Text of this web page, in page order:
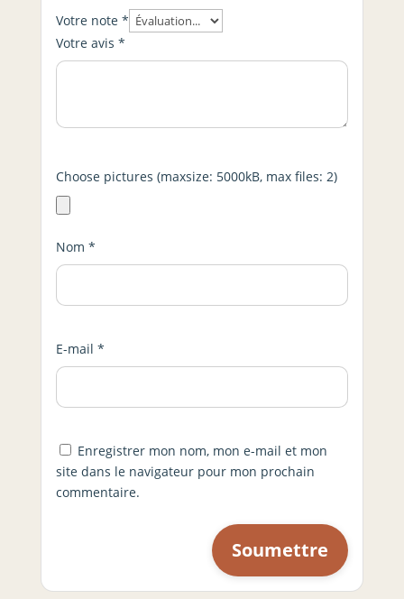
Votre note *
Votre avis *
Choose pictures (maxsize: 5000kB, max files: 2)
Nom *
E-mail *
Enregistrer mon nom, mon e-mail et mon
site dans le navigateur pour mon prochain
commentaire.